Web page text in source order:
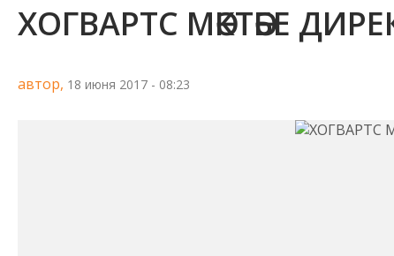
ХОГВАРТС МӘКТӘБЕ
автор, 18 июня 2017 - 08:23